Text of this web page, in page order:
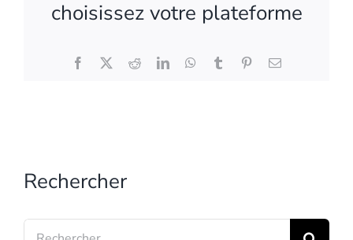
choisissez votre plateforme
Facebook RedditLinkedInWhatsApp
Tumblr PinterestEmail
Rechercher
Search